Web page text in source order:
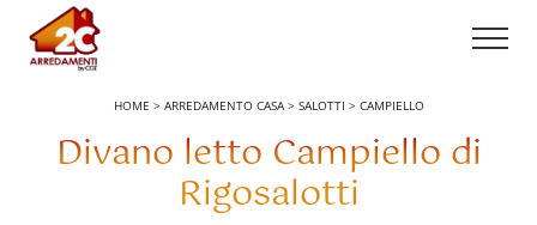
HOME > ARREDAMENTO CASA> SALOTTI > CAMPIELLO
Divano letto Campiello di
Rigosalotti